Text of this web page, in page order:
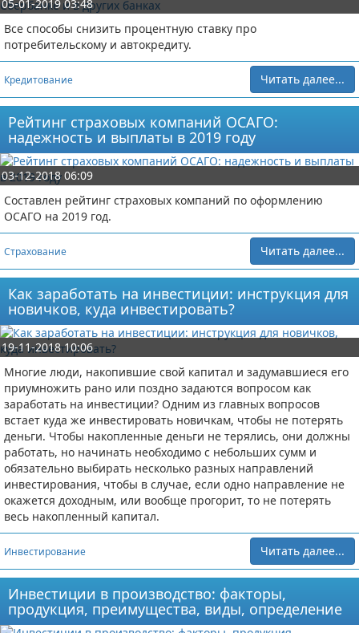
05-01-2019 03:48
Все способы снизить процентную ставку про
потребительскому и автокредиту.
Кредитование Читать далее...
Рейтинг страховых компаний ОСАГО:
надежность и выплаты в 2019 году
03-12-2018 06:09
Составлен рейтинг страховых компаний по оформлению
ОСАГО на 2019 год.
Страхование Читать далее...
Как заработать на инвестиции: инструкция для
новичков, куда инвестировать?
19-11-2018 10:06
Многие люди, накопившие свой капитал и задумавшиеся его
приумножить рано или поздно задаются вопросом как
заработать на инвестиции? Одним из главных вопросов
встает куда же инвестировать новичкам, чтобы не потерять
деньги. Чтобы накопленные деньги не терялись, они должны
работать, но начинать необходимо с небольших сумм и
обязательно выбирать несколько разных направлений
инвестирования, чтобы в случае, если одно направление не
окажется доходным, или вообще прогорит, то не потерять
весь накопленный капитал.
Инвестирование Читать далее...
Инвестиции в производство: факторы,
продукция, преимущества, виды, определение